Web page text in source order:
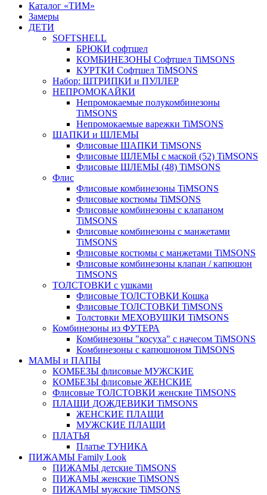
Каталог «ТИМ»
Замеры
ДЕТИ
SOFTSHELL
БРЮКИ софтшел
КОМБИНЕЗОНЫ Софтшел TiMSONS
КУРТКИ Софтшел TiMSONS
Набор: ШТРИПКИ и ПУЛЛЕР
НЕПРОМОКАЙКИ
Непромокаемые полукомбинезоны
TiMSONS
Непромокаемые варежки TiMSONS
ШАПКИ и ШЛЕМЫ
Флисовые ШАПКИ TiMSONS
Флисовые ШЛЕМЫ с маской (52) TiMSONS
Флисовые ШЛЕМЫ (48) TiMSONS
Флис
Флисовые комбинезоны TiMSONS
Флисовые костюмы TiMSONS
Флисовые комбинезоны с клапаном
TiMSONS
Флисовые комбинезоны с манжетами
TiMSONS
Флисовые костюмы с манжетами TiMSONS
Флисовые комбинезоны клапан / капюшон
TiMSONS
ТОЛСТОВКИ с ушками
Флисовые ТОЛСТОВКИ Кошка
Флисовые ТОЛСТОВКИ TiMSONS
Толстовки МЕХОВУШКИ TiMSONS
Комбинезоны из ФУТЕРА
Комбинезоны "косуха" с начесом TiMSONS
Комбинезоны с капюшоном TiMSONS
МАМЫ и ПАПЫ
КОМБЕЗЫ флисовые МУЖСКИЕ
КОМБЕЗЫ флисовые ЖЕНСКИЕ
Флисовые ТОЛСТОВКИ женские TiMSONS
ПЛАЩИ ДОЖДЕВИКИ TiMSONS
ЖЕНСКИЕ ПЛАЩИ
МУЖСКИЕ ПЛАЩИ
ПЛАТЬЯ
Платье ТУНИКА
ПИЖАМЫ Family Look
ПИЖАМЫ детские TiMSONS
ПИЖАМЫ женские TiMSONS
ПИЖАМЫ мужские TiMSONS